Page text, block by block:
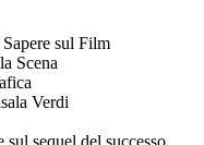
sul Film
Scena
Verdi
sequel del successo